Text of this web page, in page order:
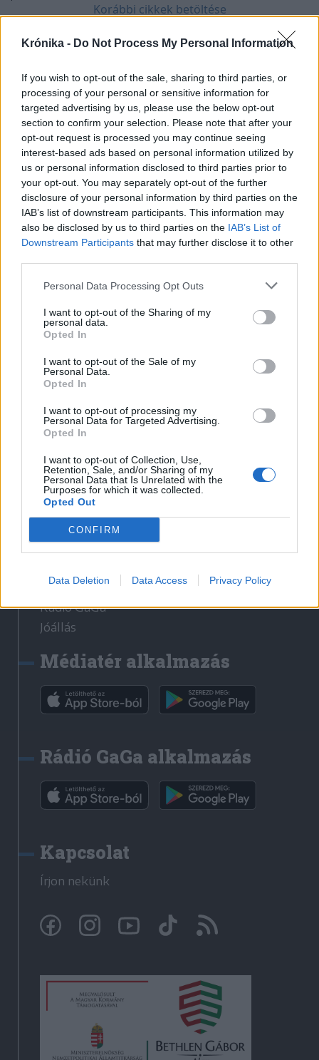
Krónika - Do Not Process My Personal Information
If you wish to opt-out of the sale, sharing to third parties, or
processing of your personal or sensitive information for
targeted advertising by us, please use the below opt-out
section to confirm your selection. Please note that after your
opt-out request is processed you may continue seeing
interest-based ads based on personal information utilized by
us or personal information disclosed to third parties prior to
your opt-out. You may separately opt-out of the further
disclosure of your personal information by third parties on the
IAB’s list of downstream participants. This information may
also be disclosed by us to third parties on the IAB’s List of
Downstream Participants that may further disclose it to other
Personal Data Processing Opt Outs
I want to opt-out of the Sharing of my
personal data.
Opted In
I want to opt-out of the Sale of my
Personal Data.
Opted In
I want to opt-out of processing my
Personal Data for Targeted Advertising.
Opted In
I want to opt-out of Collection, Use,
Retention, Sale, and/or Sharing of my
Personal Data that Is Unrelated with the
Purposes for which it was collected.
Opted Out
CONFIRM
Data Deletion Data Access Privacy Policy
Korábbi cikkek betöltése
Hasznos
Impresszum
Szerzői jogok
Adatvédelmi tájékoztató
Cookie-kezelési tájékoztató
Hozzászólási szabályzat
Médiaajánlat
Látogatottsági adatok
Sütibeállítások
Médiatér
Székelyhon
Székely Sport
Liget
Bihari Napló
Erdélyi Napló
Nőileg
Rádió GaGa
Jóállás
Médiatér alkalmazás
Rádió GaGa alkalmazás
Kapcsolat
Írjon nekünk